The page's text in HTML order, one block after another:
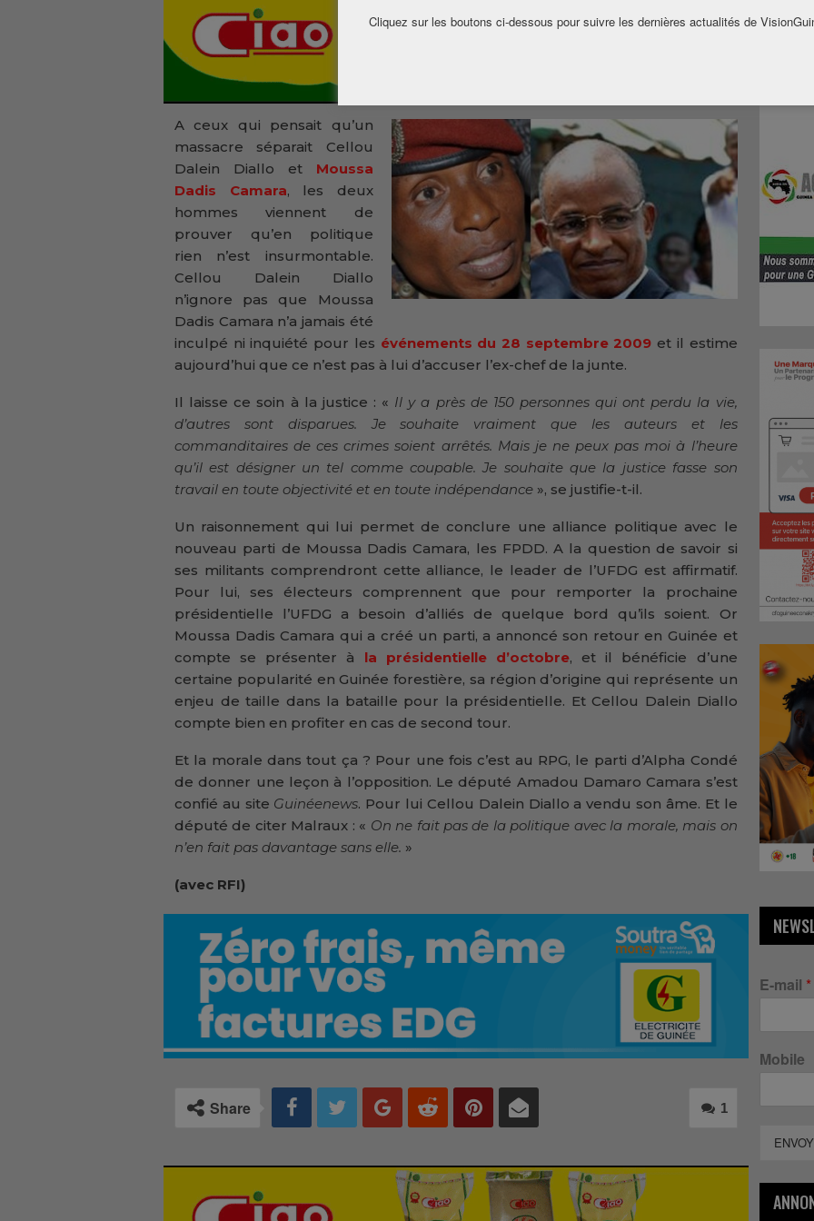
A ceux qui pensait qu’un
massacre séparait Cellou
Dalein Diallo et Moussa
Dadis Camara, les deux
hommes viennent de
prouver qu’en politique
rien n’est insurmontable.
Cellou Dalein Diallo
n’ignore pas que Moussa
Dadis Camara n’a jamais été
inculpé ni inquiété pour les événements du 28 septembre 2009 et il estime
aujourd’hui que ce n’est pas à lui d’accuser l’ex-chef de la junte.
Il laisse ce soin à la justice : « Il y a près de 150 personnes qui ont perdu la vie,
d’autres sont disparues. Je souhaite vraiment que les auteurs et les
commanditaires de ces crimes soient arrêtés. Mais je ne peux pas moi à l’heure
qu’il est désigner un tel comme coupable. Je souhaite que la justice fasse son
travail en toute objectivité et en toute indépendance », se justifie-t-il.
Un raisonnement qui lui permet de conclure une alliance politique avec le
nouveau parti de Moussa Dadis Camara, les FPDD. A la question de savoir si
ses militants comprendront cette alliance, le leader de l’UFDG est affirmatif.
Pour lui, ses électeurs comprennent que pour remporter la prochaine
présidentielle l’UFDG a besoin d’alliés de quelque bord qu’ils soient. Or
Moussa Dadis Camara qui a créé un parti, a annoncé son retour en Guinée et
compte se présenter à la présidentielle d’octobre, et il bénéficie d’une
certaine popularité en Guinée forestière, sa région d’origine qui représente un
enjeu de taille dans la bataille pour la présidentielle. Et Cellou Dalein Diallo
compte bien en profiter en cas de second tour.
Et la morale dans tout ça ? Pour une fois c’est au RPG, le parti d’Alpha Condé
de donner une leçon à l’opposition. Le député Amadou Damaro Camara s’est
confié au site Guinéenews. Pour lui Cellou Dalein Diallo a vendu son âme. Et le
député de citer Malraux : « On ne fait pas de la politique avec la morale, mais on
n’en fait pas davantage sans elle. »
(avec RFI)
1
Share
E-mail *
Mobile
Cliquez sur les boutons ci-dessous pour suivre les dernières actualités de